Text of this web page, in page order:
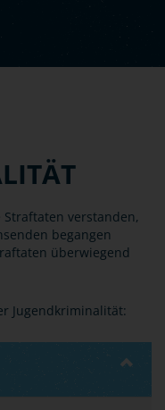
verstanden,
begangen
überwiegend
Jugendkriminalität: